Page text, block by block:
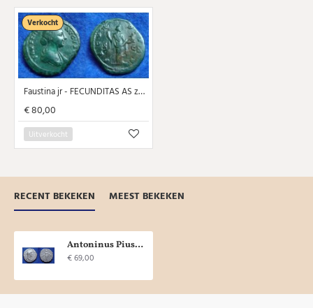
Verkocht
Faustina jr - FECUNDITAS AS zeldzame bustevariant!
€ 80,00
Uitverkocht
RECENT BEKEKEN MEEST BEKEKEN
Antoninus Pius - Tranquillitas schaars! (O1804)
€ 69,00